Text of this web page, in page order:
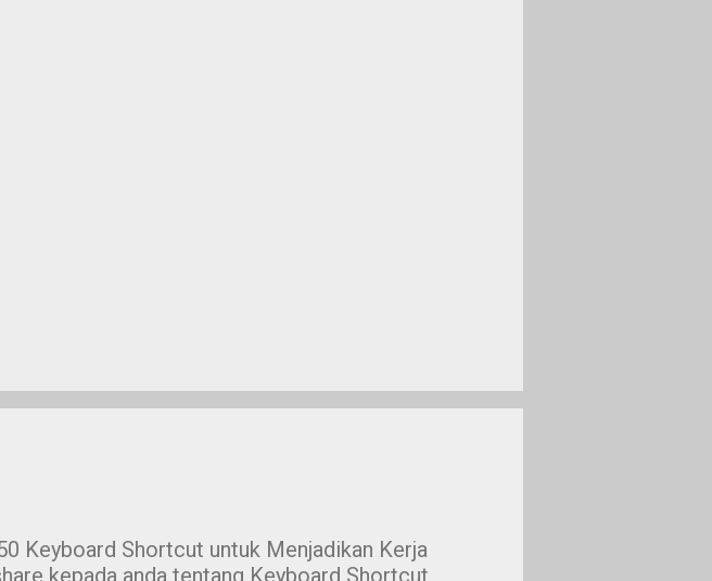
Keyboard Shortcut untuk Menjadikan Kerja